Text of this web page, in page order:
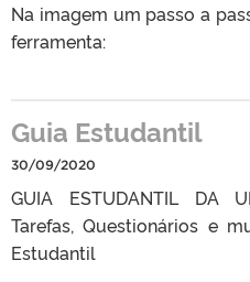
Na imagem um passo a
ferramenta:
Guia Estudantil
30/09/2020
GUIA ESTUDANTIL DA
Tarefas, Questionários e
Estudantil